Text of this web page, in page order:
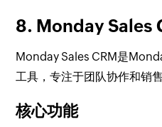
8. Monday Sales
Monday Sales CRM是
工具，专注于团队协作和销
核心功能